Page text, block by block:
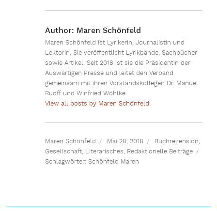
Author: Maren Schönfeld
Maren Schönfeld ist Lyrikerin, Journalistin und
Lektorin. Sie veröffentlicht Lyrikbände, Sachbücher
sowie Artikel. Seit 2018 ist sie die Präsidentin der
Auswärtigen Presse und leitet den Verband
gemeinsam mit ihren Vorstandskollegen Dr. Manuel
Ruoff und Winfried Wöhlke.
View all posts by Maren Schönfeld
Maren Schönfeld Mai 28, 2018 Buchrezension,
Gesellschaft, Literarisches, Redaktionelle Beiträge
Schlagwörter: Schönfeld Maren